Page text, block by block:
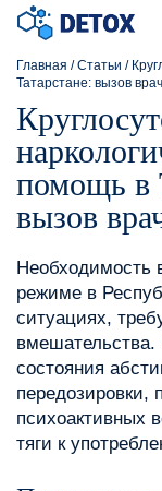
Главная /Статьи /
Татарстане: вызов
помощь в
вызов
Необходимость
режиме в
ситуациях,
вмешательства.
состояния
передозировки,
психоактивных
тяги к